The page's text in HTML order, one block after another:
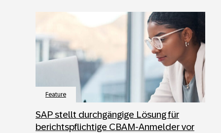
Feature
SAP stellt durchgängige Lösung für
berichtspflichtige CBAM-Anmelder vor